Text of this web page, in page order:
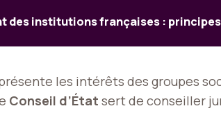
institutions françaises : principes
les intérêts des groupes
Conseil d’État sert de conseiller